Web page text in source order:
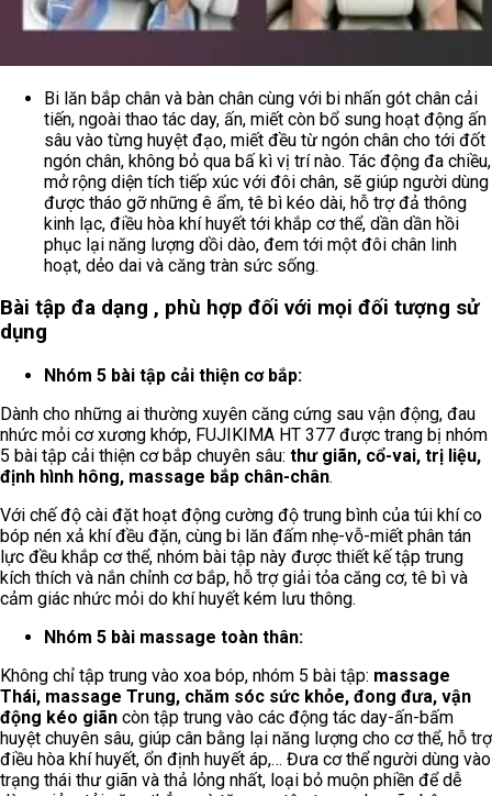
Bi lăn bắp chân và bàn chân cùng với bi nhấn gót chân cải
tiến, ngoài thao tác day, ấn, miết còn bổ sung hoạt động ấn
sâu vào từng huyệt đạo, miết đều từ ngón chân cho tới đốt
ngón chân, không bỏ qua bấ kì vị trí nào. Tác động đa chiều,
mở rộng diện tích tiếp xúc với đôi chân, sẽ giúp người dùng
được tháo gỡ những ê ẩm, tê bì kéo dài, hỗ trợ đả thông
kinh lạc, điều hòa khí huyết tới khắp cơ thể, dần dần hồi
phục lại năng lượng dồi dào, đem tới một đôi chân linh
hoạt, dẻo dai và căng tràn sức sống.
Bài tập đa dạng , phù hợp đối với mọi đối tượng sử
dụng
Nhóm 5 bài tập cải thiện cơ bắp:
Dành cho những ai thường xuyên căng cứng sau vận động, đau
nhức mỏi cơ xương khớp, FUJIKIMA HT 377 được trang bị nhóm
5 bài tập cải thiện cơ bắp chuyên sâu: thư giãn, cổ-vai, trị liệu,
định hình hông, massage bắp chân-chân.
Với chế độ cài đặt hoạt động cường độ trung bình của túi khí co
bóp nén xả khí đều đặn, cùng bi lăn đấm nhẹ-vỗ-miết phân tán
lực đều khắp cơ thể, nhóm bài tập này được thiết kế tập trung
kích thích và nắn chỉnh cơ bắp, hỗ trợ giải tỏa căng cơ, tê bì và
cảm giác nhức mỏi do khí huyết kém lưu thông.
Nhóm 5 bài massage toàn thân:
Không chỉ tập trung vào xoa bóp, nhóm 5 bài tập: massage
Thái, massage Trung, chăm sóc sức khỏe, đong đưa, vận
động kéo giãn còn tập trung vào các động tác day-ấn-bấm
huyệt chuyên sâu, giúp cân bằng lại năng lượng cho cơ thể, hỗ trợ
điều hòa khí huyết, ổn định huyết áp,… Đưa cơ thể người dùng vào
trạng thái thư giãn và thả lỏng nhất, loại bỏ muộn phiền để dễ